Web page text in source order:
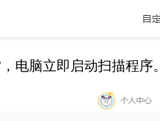
电脑立即启动扫描程序。